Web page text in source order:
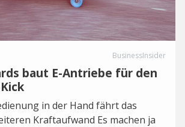
BusinessInsider
baut E-Antriebe für den
in der Hand fährt das
Kraftaufwand Es machen ja